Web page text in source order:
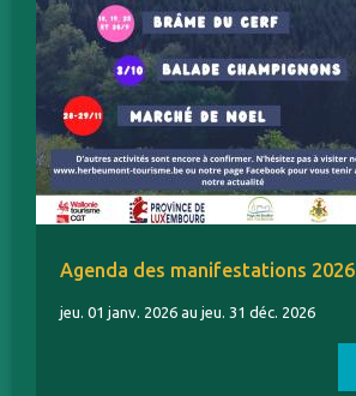
Agenda des manifestations 2026
jeu. 01 janv. 2026 au jeu. 31 déc. 2026